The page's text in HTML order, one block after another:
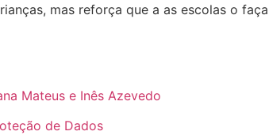
mas reforça que a as escolas o
Mateus e Inês Azevedo
de Dados